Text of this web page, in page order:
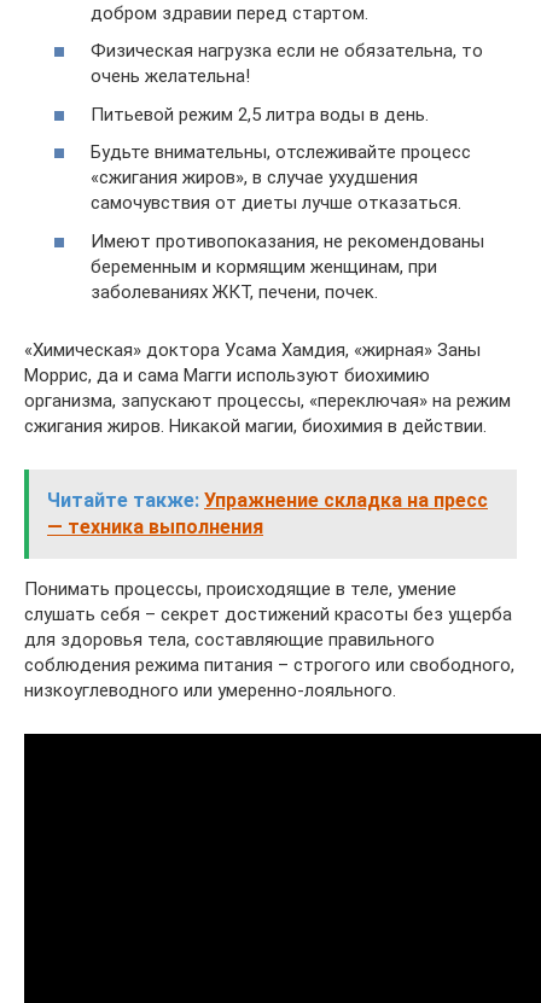
добром здравии перед стартом.
Физическая нагрузка если не обязательна, то
очень желательна!
Питьевой режим 2,5 литра воды в день.
Будьте внимательны, отслеживайте процесс
«сжигания жиров», в случае ухудшения
самочувствия от диеты лучше отказаться.
Имеют противопоказания, не рекомендованы
беременным и кормящим женщинам, при
заболеваниях ЖКТ, печени, почек.
«Химическая» доктора Усама Хамдия, «жирная» Заны
Моррис, да и сама Магги используют биохимию
организма, запускают процессы, «переключая» на режим
сжигания жиров. Никакой магии, биохимия в действии.
Читайте также: Упражнение складка на пресс
— техника выполнения
Понимать процессы, происходящие в теле, умение
слушать себя – секрет достижений красоты без ущерба
для здоровья тела, составляющие правильного
соблюдения режима питания – строгого или свободного,
низкоуглеводного или умеренно-лояльного.